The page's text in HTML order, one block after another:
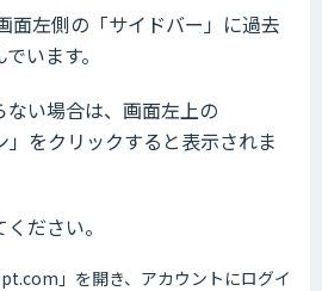
面左側の「サイドバー」に過去
います。
い場合は、画面左上の
」をクリックすると表示されま
ださい。
」を開き、アカウントにログイ